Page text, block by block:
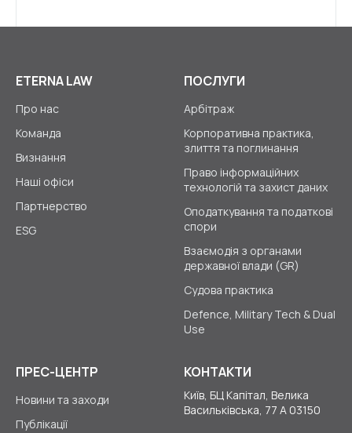
ETERNA LAW
Про нас
Команда
Визнання
Наші офіси
Партнерство
ESG
ПОСЛУГИ
Арбітраж
Корпоративна практика,
злиття та поглинання
Право інформаційних
технологій та захист даних
Оподаткування та податкові
спори
Взаємодія з органами
державної влади (GR)
Судова практика
Defence, Military Tech & Dual
Use
ПРЕС-ЦЕНТР
Новини та заходи
Публікації
КОНТАКТИ
Київ, БЦ Капітал, Велика
Васильківська, 77 А 03150